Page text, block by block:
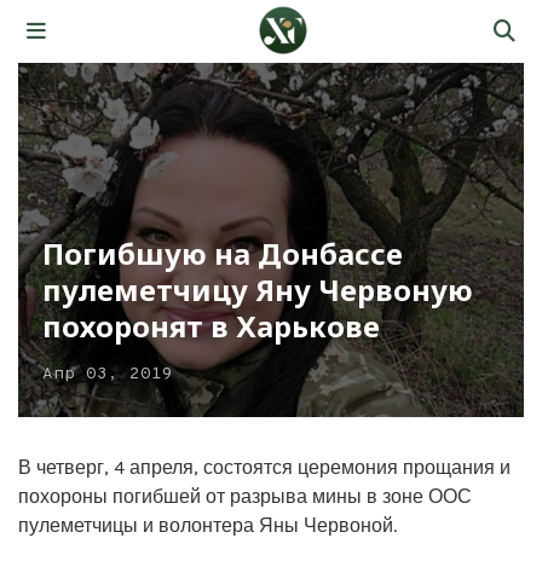
Погибшую на Донбассе
пулеметчицу Яну Червоную
похоронят в Харькове
Апр 03, 2019
В четверг, 4 апреля, состоятся церемония прощания и
похороны погибшей от разрыва мины в зоне ООС
пулеметчицы и волонтера Яны Червоной.